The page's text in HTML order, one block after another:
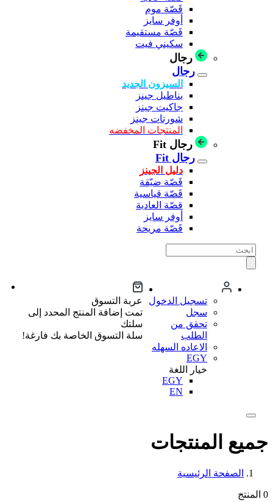
قَصّة موم
أوفر سايز
قَصّة مستقيمة
سكيني فيت
رجال
رجال
السيزون الجديد
بناطيل جينز
جاكيت جينز
شورتات جينز
المنتجات المخفضه
رجال Fit
رجال Fit
دليل الجينز
قَصّة ضيّقة
قَصّة قياسية
قصّة العادية
أوفر سايز
قَصّة مريحة
تسجيل الدخول
سجل
تحقق من
الطلب
الاعاده السهله
EGY
خيار اللغة
EGY
EN
عربة التسوق
تمت إضافة المنتج المحدد إلى
سلتك
سلة التسوق الخاصة بك فارغة!
جميع المنتجات
الصفحة الرئيسية
0 المنتج